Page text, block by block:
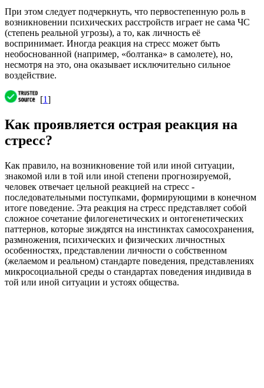
При этом следует подчеркнуть, что первостепенную роль в
возникновении психических расстройств играет не сама ЧС
(степень реальной угрозы), а то, как личность её
воспринимает. Иногда реакция на стресс может быть
необоснованной (например, «болтанка» в самолете), но,
несмотря на это, она оказывает исключительно сильное
воздействие.
[1]
Как проявляется острая реакция на
стресс?
Как правило, на возникновение той или иной ситуации,
знакомой или в той или иной степени прогнозируемой,
человек отвечает цельной реакцией на стресс -
последовательными поступками, формирующими в конечном
итоге поведение. Эта реакция на стресс представляет собой
сложное сочетание филогенетических и онтогенетических
паттернов, которые зиждятся на инстинктах самосохранения,
размножения, психических и физических личностных
особенностях, представлении личности о собственном
(желаемом и реальном) стандарте поведения, представлениях
микросоциальной среды о стандартах поведения индивида в
той или иной ситуации и устоях общества.